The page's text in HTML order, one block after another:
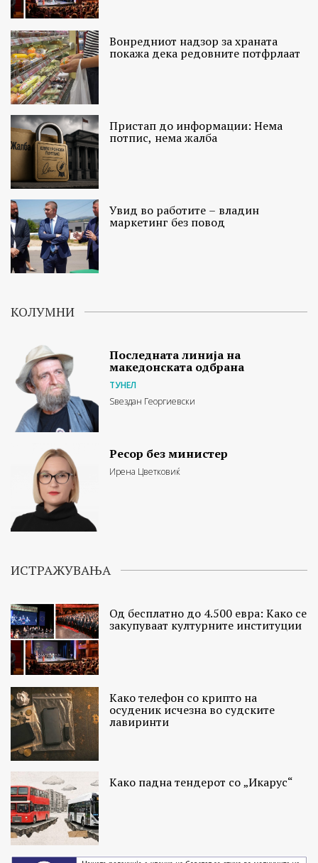
Вонредниот надзор за храната
покажа дека редовните потфрлаат
Пристап до информации: Нема
потпис, нема жалба
Увид во работите – владин
маркетинг без повод
КОЛУМНИ
Последната линија на
македонската одбрана
ТУНЕЛ
Ѕвездан Георгиевски
Ресор без министер
Ирена Цветковиќ
ИСТРАЖУВАЊА
Од бесплатно до 4.500 евра: Како се
закупуваат културните институции
Како телефон со крипто на
осуденик исчезна во судските
лавиринти
Како падна тендерот со „Икарус“